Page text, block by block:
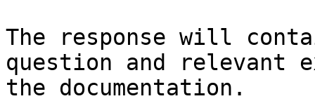
The response will
question and relevant
the documentation.